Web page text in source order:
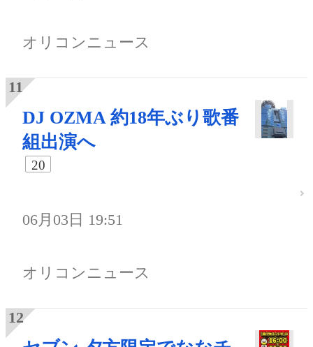
オリコンニュース
DJ OZMA 約18年ぶり歌番
組出演へ
20
06月03日 19:51
オリコンニュース